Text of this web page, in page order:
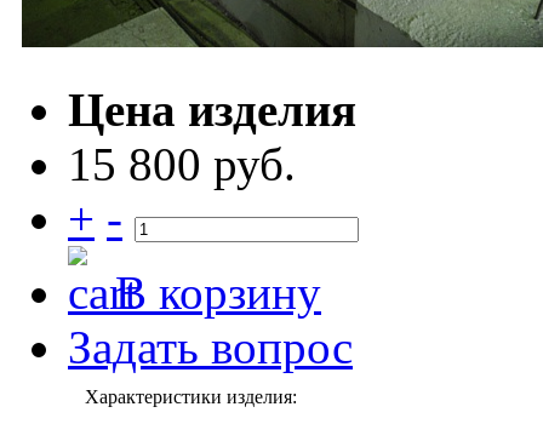
Цена изделия
15 800 руб.
+ -
В корзину
Задать вопрос
Характеристики изделия: